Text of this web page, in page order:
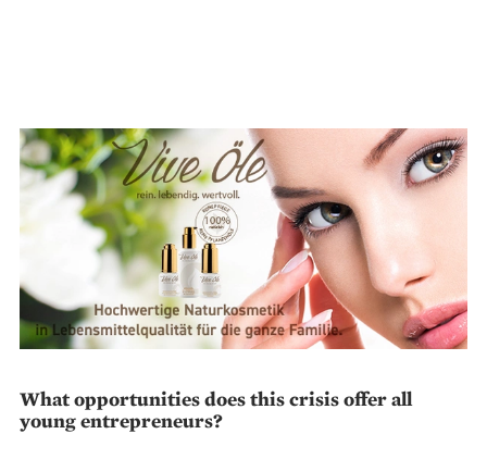
What opportunities does this crisis offer all
young entrepreneurs?